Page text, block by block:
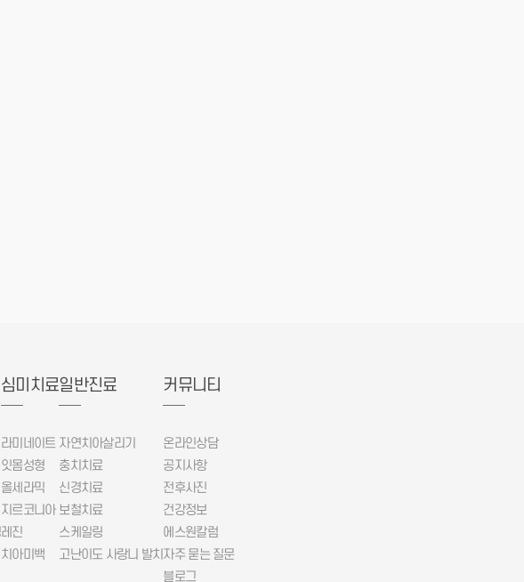
심미치료
라미네이트
잇몸성형
올세라믹
지르코니아
레진
치아미백
일반진료
자연치아살리기
충치치료
신경치료
보철치료
스케일링
고난이도 사랑니 발치
커뮤니티
온라인상담
공지사항
전후사진
건강정보
에스원칼럼
자주 묻는 질문
블로그